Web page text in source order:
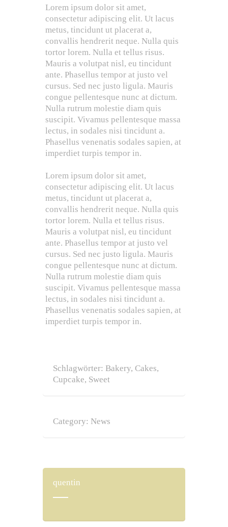
Lorem ipsum dolor sit amet,
consectetur adipiscing elit. Ut lacus
metus, tincidunt ut placerat a,
convallis hendrerit neque. Nulla quis
tortor lorem. Nulla et tellus risus.
Mauris a volutpat nisl, eu tincidunt
ante. Phasellus tempor at justo vel
cursus. Sed nec justo ligula. Mauris
congue pellentesque nunc at dictum.
Nulla rutrum molestie diam quis
suscipit. Vivamus pellentesque massa
lectus, in sodales nisi tincidunt a.
Phasellus venenatis sodales sapien, at
imperdiet turpis tempor in.
Lorem ipsum dolor sit amet,
consectetur adipiscing elit. Ut lacus
metus, tincidunt ut placerat a,
convallis hendrerit neque. Nulla quis
tortor lorem. Nulla et tellus risus.
Mauris a volutpat nisl, eu tincidunt
ante. Phasellus tempor at justo vel
cursus. Sed nec justo ligula. Mauris
congue pellentesque nunc at dictum.
Nulla rutrum molestie diam quis
suscipit. Vivamus pellentesque massa
lectus, in sodales nisi tincidunt a.
Phasellus venenatis sodales sapien, at
imperdiet turpis tempor in.
Schlagwörter: Bakery, Cakes,
Cupcake, Sweet
Category: News
quentin